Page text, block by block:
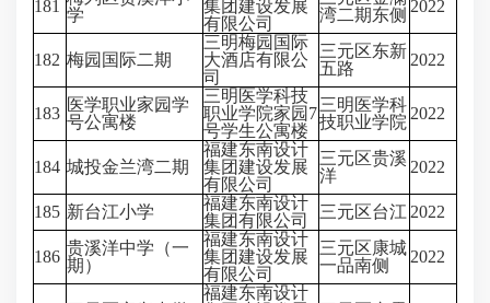
181 学
集团建设发展
有限公司
湾二期东侧 2022
182 梅园国际二期
三明梅园国际
大酒店有限公
司
三元区东新
五路
2022
183 医学职业家园学
号公寓楼
三明医学科技
职业学院家园7
号学生公寓楼
三明医学科
技职业学院 2022
184 城投金兰湾二期
福建东南设计
集团建设发展
有限公司
三元区贵溪
洋
2022
185 新台江小学
福建东南设计
集团有限公司
三元区台江 2022
186 贵溪洋中学（一
期）
福建东南设计
集团建设发展
有限公司
三元区康城
一品南侧
2022
福建东南设计